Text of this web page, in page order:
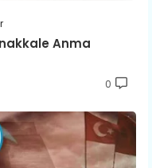
Anma
0